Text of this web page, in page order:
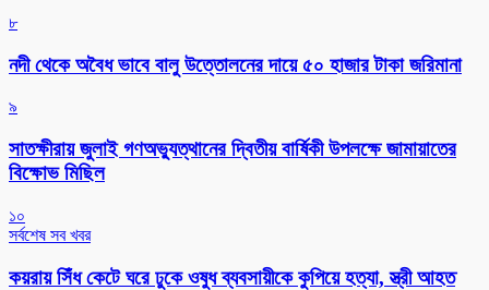
৮
নদী থেকে অবৈধ ভাবে বালু উত্তোলনের দায়ে ৫০ হাজার টাকা জরিমানা
৯
সাতক্ষীরায় জুলাই গণঅভ্যুত্থানের দ্বিতীয় বার্ষিকী উপলক্ষে জামায়াতের
বিক্ষোভ মিছিল
১০
সর্বশেষ সব খবর
কয়রায় সিঁধ কেটে ঘরে ঢুকে ওষুধ ব্যবসায়ীকে কুপিয়ে হত্যা, স্ত্রী আহত